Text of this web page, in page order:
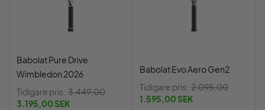
Babolat Pure Drive
Wimbledon 2026
Tidigare pris: 3.449,00
3.195,00 SEK
Babolat Evo Aero Gen2
Tidigare pris: 2.095,00
1.595,00 SEK